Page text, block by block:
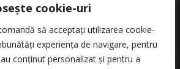
cookie-uri
să acceptați utilizarea cookie-
experiența de navigare, pentru
conținut personalizat și pentru a